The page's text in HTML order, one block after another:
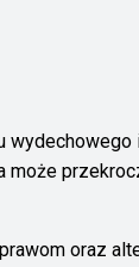
może
oraz